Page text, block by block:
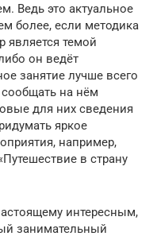
Ведь это актуальное
более, если методика
является темой
он ведёт
занятие лучше всего
на нём
для них сведения
яркое
например,
в страну
интересным,
занимательный